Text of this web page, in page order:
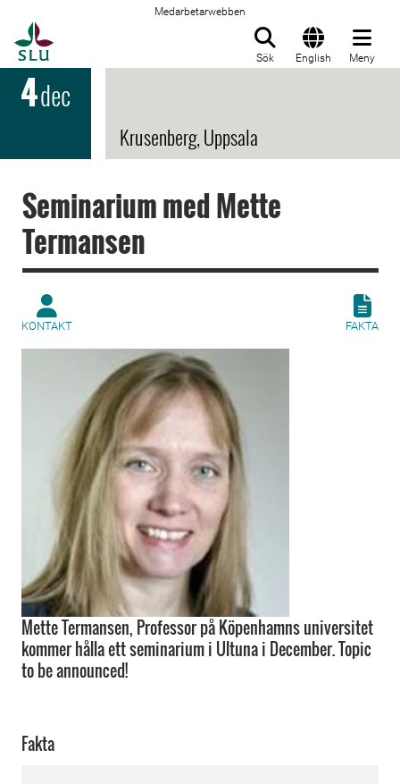
Medarbetarwebben
Sök English Meny
4dec
Krusenberg, Uppsala
Seminarium med Mette
Termansen
KONTAKT FAKTA
Mette Termansen, Professor på Köpenhamns universitet
kommer hålla ett seminarium i Ultuna i December. Topic
to be announced!
Fakta